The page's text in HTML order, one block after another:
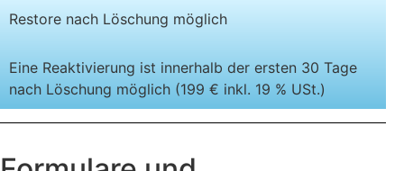
Restore nach Löschung möglich
Eine Reaktivierung ist innerhalb der ersten 30 Tage
nach Löschung möglich (199 € inkl. 19 % USt.)